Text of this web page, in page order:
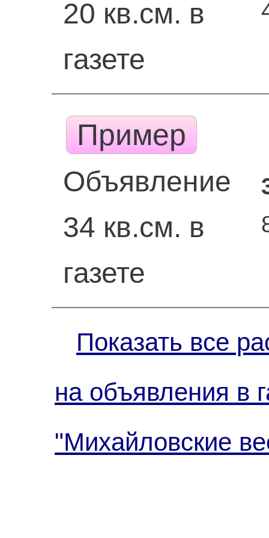
20 кв.см. в
газете
Пример
Объявление
34 кв.см. в
газете
Показать все
на объявления в
"Михайловские